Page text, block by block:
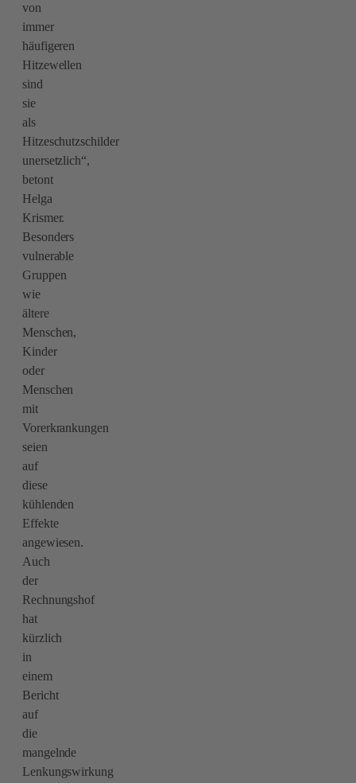
von
immer
häufigeren
Hitzewellen
sind
sie
als
Hitzeschutzschilder
unersetzlich“,
betont
Helga
Krismer.
Besonders
vulnerable
Gruppen
wie
ältere
Menschen,
Kinder
oder
Menschen
mit
Vorerkrankungen
seien
auf
diese
kühlenden
Effekte
angewiesen.
Auch
der
Rechnungshof
hat
kürzlich
in
einem
Bericht
auf
die
mangelnde
Lenkungswirkung